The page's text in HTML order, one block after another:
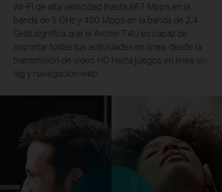
Wi-Fi de alta velocidad (hasta 867 Mbps en la
banda de 5 GHz y 400 Mbps en la banda de 2.4
GHz) significa que el Archer T4U es capaz de
soportar todas tus actividades en línea, desde la
transmisión de video HD hasta juegos en línea sin
lag y navegación web.